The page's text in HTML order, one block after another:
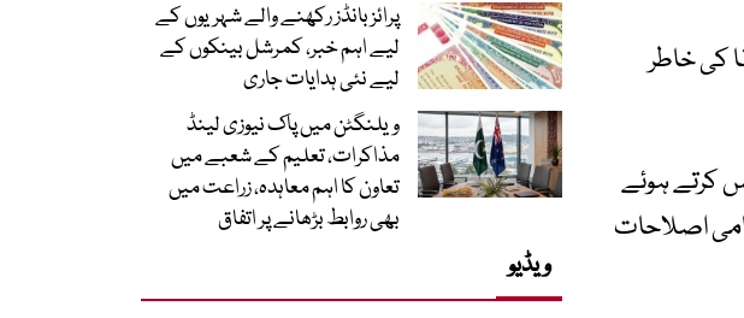
کی خاطر
کرتے ہوئے
اور انتظامی اصلاحات
پرائز بانڈز رکھنے والے شہریوں کے
لیے اہم خبر، کمرشل بینکوں کے
لیے نئی ہدایات جاری
ویلنگٹن میں پاک نیوزی لینڈ
مذاکرات، تعلیم کے شعبے میں
تعاون کا اہم معاہدہ، زراعت میں
بھی روابط بڑھانے پر اتفاق
ویڈیو